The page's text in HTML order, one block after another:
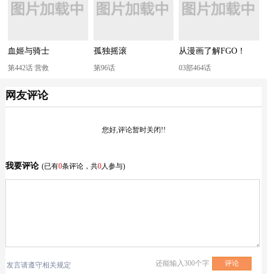
血姬与骑士
第442话 营救
孤独摇滚
第96话
从漫画了解FGO！
03部464话
网友评论
您好,评论暂时关闭!!
我要评论 (已有0条评论，共0人参与)
发言请遵守相关规定 还能输入300个字